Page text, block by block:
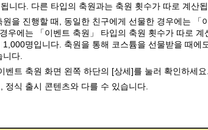
니다. 다른 타입의 축원과는 축원 횟수가 따로 계산됩
을 진행할 때, 동일한 친구에게 선물한 경우에는 「
우에는 「이벤트 축원」 타입의 축원 횟수가 따로
명입니다. 축원을 통해 코스튬을 선물받을 때
다.
트 축원 화면 왼쪽 하단의 [상세]를 눌러 확인하세요.
식 출시 콘텐츠와 다를 수 있습니다.